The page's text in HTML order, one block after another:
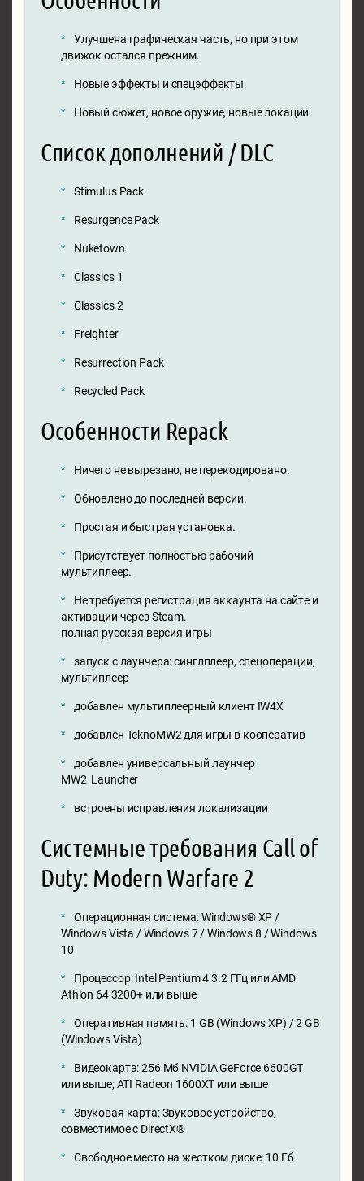
Улучшена графическая часть, но при этом
движок остался прежним.
Новые эффекты и спецэффекты.
Новый сюжет, новое оружие, новые локации.
Список дополнений / DLC
Stimulus Pack
Resurgence Pack
Nuketown
Classics 1
Classics 2
Freighter
Resurrection Pack
Recycled Pack
Особенности Repack
Ничего не вырезано, не перекодировано.
Обновлено до последней версии.
Простая и быстрая установка.
Присутствует полностью рабочий
мультиплеер.
Не требуется регистрация аккаунта на сайте и
активации через Steam.
полная русская версия игры
запуск с лаунчера: синглплеер, спецоперации,
мультиплеер
добавлен мультиплеерный клиент IW4X
добавлен TeknoMW2 для игры в кооператив
добавлен универсальный лаунчер
MW2_Launcher
встроены исправления локализации
Системные требования Call of
Duty: Modern Warfare 2
Операционная система: Windows® XP /
Windows Vista / Windows 7 / Windows 8 / Windows
10
Процессор: Intel Pentium 4 3.2 ГГц или AMD
Athlon 64 3200+ или выше
Оперативная память: 1 GB (Windows XP) / 2 GB
(Windows Vista)
Видеокарта: 256 Мб NVIDIA GeForce 6600GT
или выше; ATI Radeon 1600XT или выше
Звуковая карта: Звуковое устройство,
совместимое с DirectX®
Свободное место на жестком диске: 10 Гб